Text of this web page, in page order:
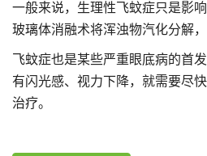
一般来说，生理性飞蚊症只是影
玻璃体消融术将浑浊物汽化分解，
飞蚊症也是某些严重眼底病的首
有闪光感、视力下降，就需要尽
治疗。